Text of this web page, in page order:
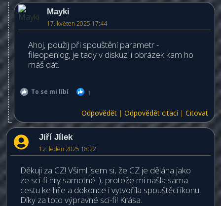
Mayki
17. květen 2025 17:44
Ahoj, použij při spouštění parametr -
fileopenlog, je tady v diskuzi i obrázek kam ho
máš dát.
To se mi líbí 1
Odpovědět | Odpovědět citací| Citovat
Jiří Jílek
12. leden 2025 18:22
Děkuji za CZ! Všiml jsem si, že CZ je dělána jako
ze sci-fi hry samotné :), protože mi našla sama
cestu ke hře a dokonce i vytvořila spouštěcí ikonu.
Díky za toto výpravné sci-fi! Krása.